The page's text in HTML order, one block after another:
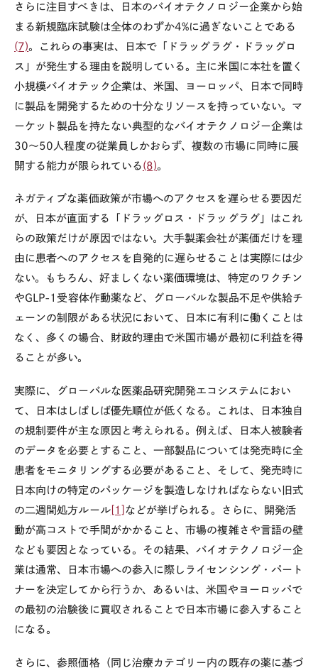
さらに注目すべきは、日本のバイオテクノロジー企業から始
まる新規臨床試験は全体のわずか4%に過ぎないことである
(7)。これらの事実は、日本で「ドラッグラグ・ドラッグロ
ス」が発生する理由を説明している。主に米国に本社を置く
小規模バイオテック企業は、米国、ヨーロッパ、日本で同時
に製品を開発するための十分なリソースを持っていない。マ
ーケット製品を持たない典型的なバイオテクノロジー企業は
30～50人程度の従業員しかおらず、複数の市場に同時に展
開する能力が限られている (8)。
ネガティブな薬価政策が市場へのアクセスを遅らせる要因だ
が、日本が直面する「ドラッグロス・ドラッグラグ」はこれ
らの政策だけが原因ではない。大手製薬会社が薬価だけを理
由に患者へのアクセスを自発的に遅らせることは実際には少
ない。もちろん、好ましくない薬価環境は、特定のワクチン
やGLP-1受容体作動薬など、グローバルな製品不足や供給チ
ェーンの制限がある状況において、日本に有利に働くことは
なく、多くの場合、財政的理由で米国市場が最初に利益を得
ることが多い。
実際に、グローバルな医薬品研究開発エコシステムにおい
て、日本はしばしば優先順位が低くなる。これは、日本独自
の規制要件が主な原因と考えられる。例えば、日本人被験者
のデータを必要とすること、一部製品については発売時に全
患者をモニタリングする必要があること、そして、発売時に
日本向けの特定のパッケージを製造しなければならない旧式
の二週間処方ルール[1] などが挙げられる。さらに、開発活
動が高コストで手間がかかること、市場の複雑さや言語の壁
なども要因となっている。その結果、バイオテクノロジー企
業は通常、日本市場への参入に際しライセンシング・パート
ナーを決定してから行うか、あるいは、米国やヨーロッパで
の最初の治験後に買収されることで日本市場に参入すること
になる。
さらに、参照価格（同じ治療カテゴリー内の既存の薬に基づ